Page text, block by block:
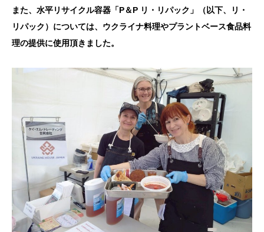
また、水平リサイクル容器「P＆P リ・リパック」（以下、リ・
リパック）については、ウクライナ料理やプラントベース食品料
理の提供に使用頂きました。